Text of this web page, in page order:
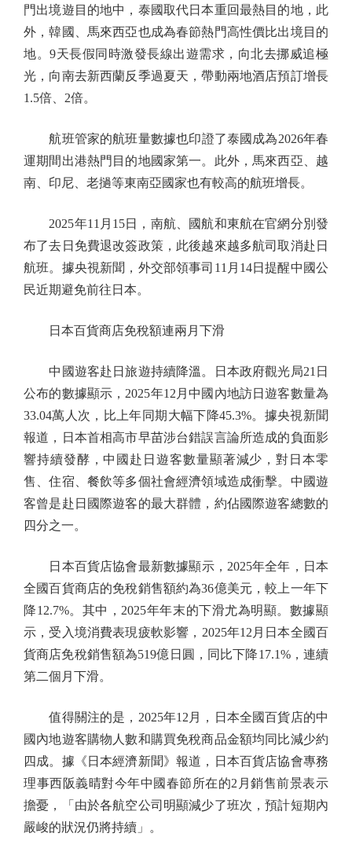
門出境遊目的地中，泰國取代日本重回最熱目的地，此
外，韓國、馬來西亞也成為春節熱門高性價比出境目的
地。9天長假同時激發長線出遊需求，向北去挪威追極
光，向南去新西蘭反季過夏天，帶動兩地酒店預訂增長
1.5倍、2倍。
航班管家的航班量數據也印證了泰國成為2026年春
運期間出港熱門目的地國家第一。此外，馬來西亞、越
南、印尼、老撾等東南亞國家也有較高的航班增長。
2025年11月15日，南航、國航和東航在官網分別發
布了去日免費退改簽政策，此後越來越多航司取消赴日
航班。據央視新聞，外交部領事司11月14日提醒中國公
民近期避免前往日本。
日本百貨商店免稅額連兩月下滑
中國遊客赴日旅遊持續降溫。日本政府觀光局21日
公布的數據顯示，2025年12月中國內地訪日遊客數量為
33.04萬人次，比上年同期大幅下降45.3%。據央視新聞
報道，日本首相高市早苗涉台錯誤言論所造成的負面影
響持續發酵，中國赴日遊客數量顯著減少，對日本零
售、住宿、餐飲等多個社會經濟領域造成衝擊。中國遊
客曾是赴日國際遊客的最大群體，約佔國際遊客總數的
四分之一。
日本百貨店協會最新數據顯示，2025年全年，日本
全國百貨商店的免稅銷售額約為36億美元，較上一年下
降12.7%。其中，2025年年末的下滑尤為明顯。數據顯
示，受入境消費表現疲軟影響，2025年12月日本全國百
貨商店免稅銷售額為519億日圓，同比下降17.1%，連續
第二個月下滑。
值得關注的是，2025年12月，日本全國百貨店的中
國內地遊客購物人數和購買免稅商品金額均同比減少約
四成。據《日本經濟新聞》報道，日本百貨店協會專務
理事西阪義晴對今年中國春節所在的2月銷售前景表示
擔憂，「由於各航空公司明顯減少了班次，預計短期內
嚴峻的狀況仍將持續」。